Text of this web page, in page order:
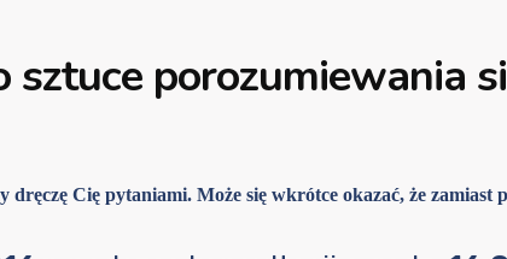
porozumiewania
dręczę Cię pytaniami. Może się wkrótce okazać, że